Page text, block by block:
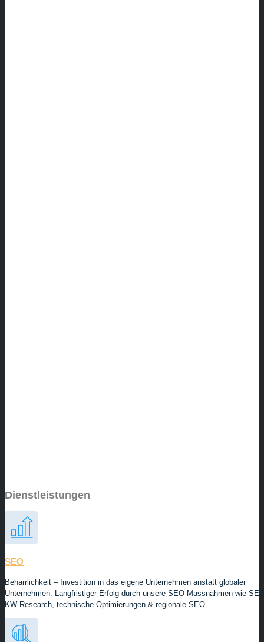
Dienstleistungen
SEO
Beharrlichkeit – Investition in das eigene Unternehmen anstatt globaler
Unternehmen. Langfristiger Erfolg durch unsere SEO Massnahmen wie
KW-Research, technische Optimierungen & regionale SEO.